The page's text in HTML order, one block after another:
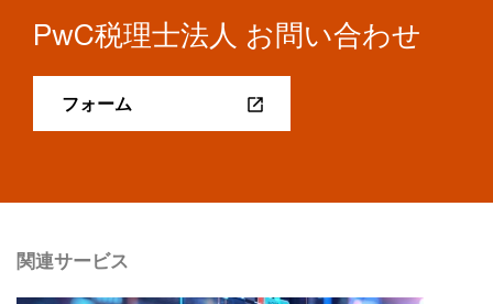
PwC税理士法人 お問い合わせ
フォーム
関連サービス